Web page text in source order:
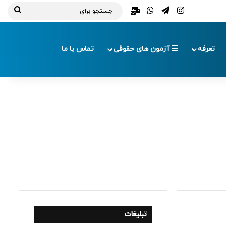
اینستاگرام
تلگرامواتس آپ
ایمیل
تعرفه آزمون های حقوقی تماس با ما
تبلیغات